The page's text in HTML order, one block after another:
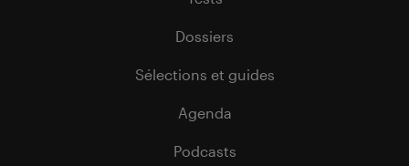
Dossiers
Sélections et guides
Agenda
Podcasts